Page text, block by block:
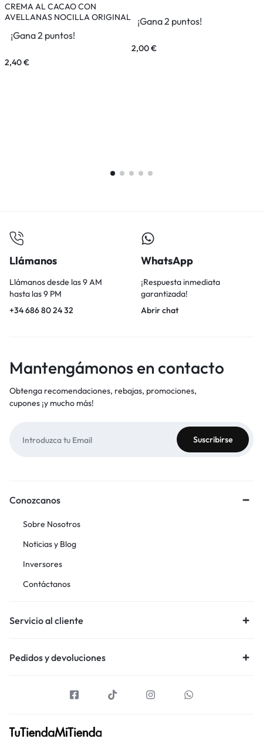
CREMA AL CACAO CON
AVELLANAS NOCILLA ORIGINAL
¡Gana 2 puntos!
2,40€
¡Gana 2 puntos!
2,00€
Llámanos
Llámanos desde las 9 AM
hasta las 9 PM
+34 686 80 24 32
WhatsApp
¡Respuesta inmediata
garantizada!
Abrir chat
Mantengámonos en contacto
Obtenga recomendaciones, rebajas, promociones,
cupones ¡y mucho más!
Conozcanos
Sobre Nosotros
Noticias y Blog
Inversores
Contáctanos
Servicio al cliente
Pedidos y devoluciones